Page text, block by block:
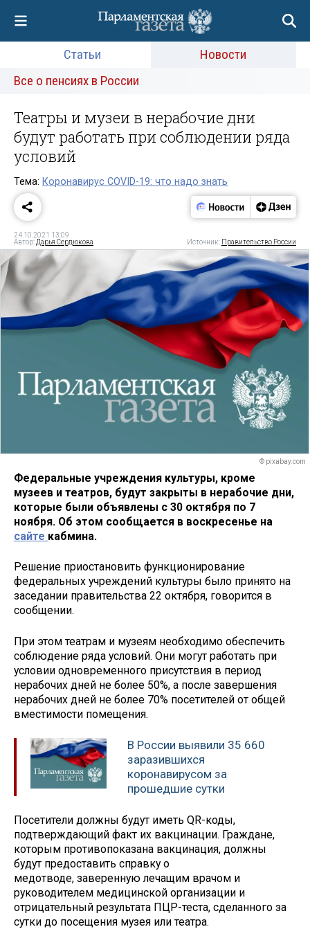
Статьи
Новости
Все о пенсиях в России
Театры и музеи в нерабочие дни
будут работать при соблюдении ряда
условий
Тема: Коронавирус COVID-19: что надо знать
24.10.2021 13:09
Автор: Дарья Сердюкова Источник: Правительство России
© pixabay.com
Федеральные учреждения культуры, кроме
музеев и театров, будут закрыты в нерабочие дни,
которые были объявлены с 30 октября по 7
ноября. Об этом сообщается в воскресенье на
сайте кабмина.
Решение приостановить функционирование
федеральных учреждений культуры было принято на
заседании правительства 22 октября, говорится в
сообщении.
При этом театрам и музеям необходимо обеспечить
соблюдение ряда условий. Они могут работать при
условии одновременного присутствия в период
нерабочих дней не более 50%, а после завершения
нерабочих дней не более 70% посетителей от общей
вместимости помещения.
В России выявили 35 660
заразившихся
коронавирусом за
прошедшие сутки
Посетители должны будут иметь QR-коды,
подтверждающий факт их вакцинации. Граждане,
которым противопоказана вакцинация, должны
будут предоставить справку о
медотводе, заверенную лечащим врачом и
руководителем медицинской организации и
отрицательный результата ПЦР-теста, сделанного за
сутки до посещения музея или театра.